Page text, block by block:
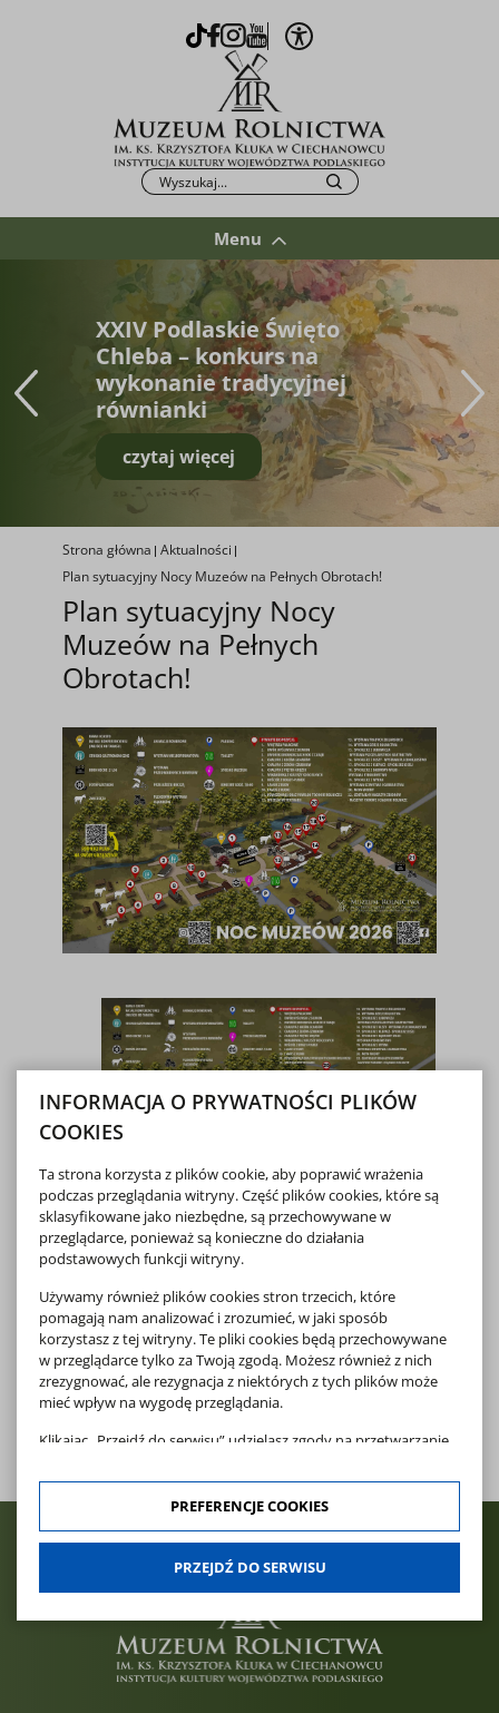
TikTok
Facebook
Instagram
YoutubeOtwórz opcje WCAG
Po kliknięciu przycisku fraza zostanie
Szukaj
Menu
XXIV Podlaskie Święto
Chleba – konkurs na
wykonanie tradycyjnej
równianki
czytaj więcej
Strona główna Aktualności
Plan sytuacyjny Nocy Muzeów na Pełnych Obrotach!
Plan sytuacyjny Nocy
Muzeów na Pełnych
Obrotach!
Pliki do pobrania
Plan Sytuacyjny 2026
PLIK PDF, 2.29 MB pobierz
INFORMACJA O PRYWATNOŚCI PLIKÓW
COOKIES
Ta strona korzysta z plików cookie, aby poprawić wrażenia
podczas przeglądania witryny. Część plików cookies, które są
sklasyfikowane jako niezbędne, są przechowywane w
przeglądarce, ponieważ są konieczne do działania
podstawowych funkcji witryny.
Używamy również plików cookies stron trzecich, które
pomagają nam analizować i zrozumieć, w jaki sposób
korzystasz z tej witryny. Te pliki cookies będą przechowywane
w przeglądarce tylko za Twoją zgodą. Możesz również z nich
zrezygnować, ale rezygnacja z niektórych z tych plików może
mieć wpływ na wygodę przeglądania.
Klikając „Przejdź do serwisu” udzielasz zgody na przetwarzanie
naszej stronie. Dane są zbierane w celach zgodnych z naszą
polityką prywatnościorazpolityką cookies. Zgoda jest
klikając w "Preferencje cookies".
cookies.
PREFERENCJE COOKIES
PRZEJDŹ DO SERWISU